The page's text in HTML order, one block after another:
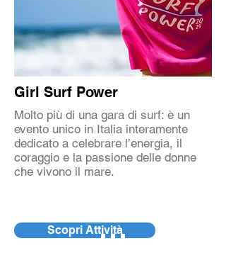
Girl Surf Power
Molto più di una gara di surf: è un
evento unico in Italia interamente
dedicato a celebrare l’energia, il
coraggio e la passione delle donne
che vivono il mare.
Scopri Attività